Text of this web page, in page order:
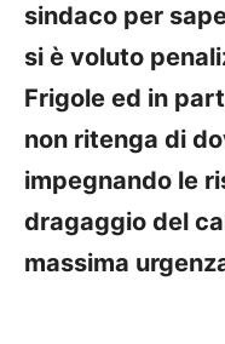
sindaco per
si è voluto
Frigole ed in
non ritenga di
impegnando le
dragaggio del
massima